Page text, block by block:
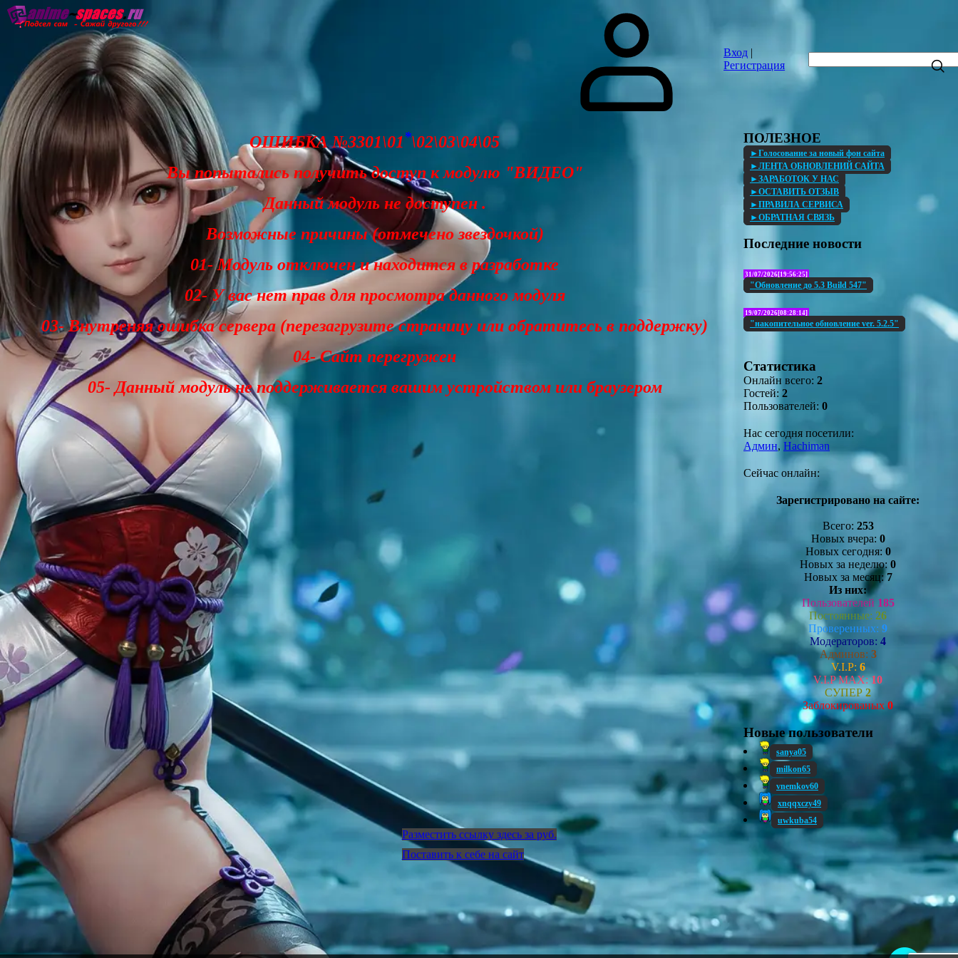
Онгоинги
Вход |
Регистрация
ОШИБКА №3301\01*\02\03\04\05
Вы попытались получить доступ к модулю "ВИДЕО"
Данный модуль не доступен .
Возможные причины (отмечено звездочкой)
01- Модуль отключен и находится в разработке
02- У вас нет прав для просмотра данного модуля
03- Внутреняя ошибка сервера (перезагрузите страницу или обратитесь в поддержку)
04- Сайт перегружен
05- Данный модуль не поддерживается вашим устройством или браузером
ПОЛЕЗНОЕ
►Голосование за новый фон сайта
►ЛЕНТА ОБНОВЛЕНИЙ САЙТА
►ЗАРАБОТОК У НАС
►ОСТАВИТЬ ОТЗЫВ
►ПРАВИЛА СЕРВИСА
►ОБРАТНАЯ СВЯЗЬ
Последние новости
31/07/2026[19:56:25]
"Обновление до 5.3 Build 547"
19/07/2026[08:28:14]
"накопительное обновление ver. 5.2.5"
Статистика
Онлайн всего: 2
Гостей: 2
Пользователей: 0
Нас сегодня посетили:
Админ, Hachiman
Сейчас онлайн:
Зарегистрировано на сайте:
Всего: 253
Новых вчера: 0
Новых сегодня: 0
Новых за неделю: 0
Новых за месяц:7
Из них:
Пользователей 185
Постоянные: 26
Проверенных: 9
Модераторов: 4
Админов: 3
V.I.P: 6
V.I.P MAX:10
СУПЕР 2
Заблокированых 0
Новые пользователи
sanya05
milkon65
vnemkov60
xnqqxczy49
uwkuba54
Разместить ссылку здесь за руб.
Поставить к себе на сайт